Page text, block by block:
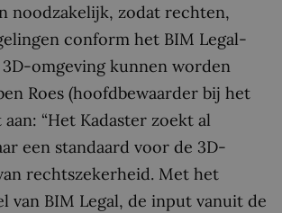
noodzakelijk, zodat rechten,
conform het BIM Legal-
omgeving kunnen worden
Roes (hoofdbewaarder bij het
aan: “Het Kadaster zoekt al
een standaard voor de 3D-
rechtszekerheid. Met het
van BIM Legal, de input vanuit de